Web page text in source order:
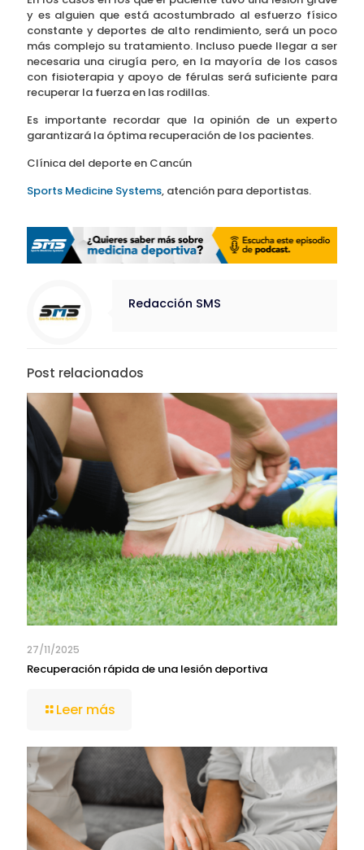
y es alguien que está acostumbrado al esfuerzo físico
constante y deportes de alto rendimiento, será un poco
más complejo su tratamiento. Incluso puede llegar a ser
necesaria una cirugía pero, en la mayoría de los casos
con fisioterapia y apoyo de férulas será suficiente para
recuperar la fuerza en las rodillas.
Es importante recordar que la opinión de un experto
garantizará la óptima recuperación de los pacientes.
Clínica del deporte en Cancún
Sports Medicine Systems, atención para deportistas.
Redacción SMS
Post relacionados
27/11/2025
Recuperación rápida de una lesión deportiva
Leer más